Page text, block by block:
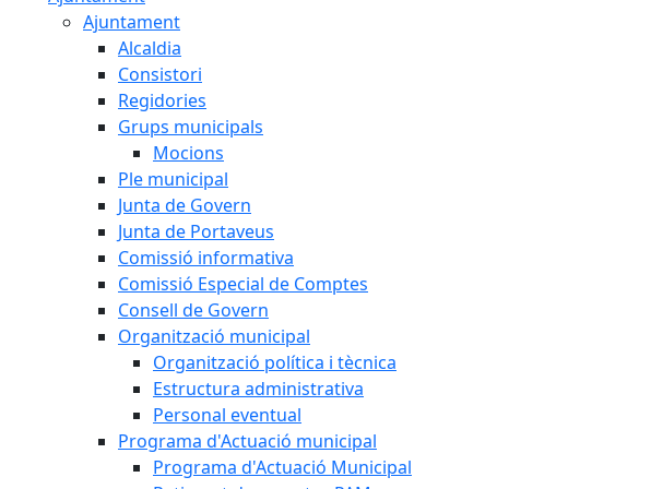
Ajuntament
Alcaldia
Consistori
Regidories
Grups municipals
Mocions
Ple municipal
Junta de Govern
Junta de Portaveus
Comissió informativa
Comissió Especial de Comptes
Consell de Govern
Organització municipal
Organització política i tècnica
Estructura administrativa
Personal eventual
Programa d'Actuació municipal
Programa d'Actuació Municipal